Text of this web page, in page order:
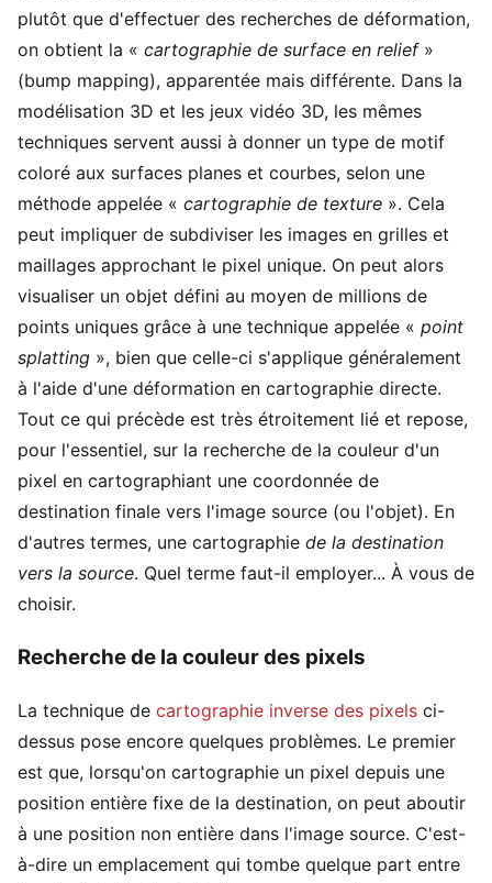
plutôt que d'effectuer des recherches de déformation,
on obtient la « cartographie de surface en relief»
(bump mapping), apparentée mais différente. Dans la
modélisation 3D et les jeux vidéo 3D, les mêmes
techniques servent aussi à donner un type de motif
coloré aux surfaces planes et courbes, selon une
méthode appelée « cartographie de texture ». Cela
peut impliquer de subdiviser les images en grilles et
maillages approchant le pixel unique. On peut alors
visualiser un objet défini au moyen de millions de
points uniques grâce à une technique appelée « point
splatting », bien que celle-ci s'applique généralement
à l'aide d'une déformation en cartographie directe.
Tout ce qui précède est très étroitement lié et repose,
pour l'essentiel, sur la recherche de la couleur d'un
pixel en cartographiant une coordonnée de
destination finale vers l'image source (ou l'objet). En
d'autres termes, une cartographie de la destination
vers la source. Quel terme faut-il employer... À vous de
choisir.
Recherche de la couleur des pixels
La technique de cartographie inverse des pixels ci-
dessus pose encore quelques problèmes. Le premier
est que, lorsqu'on cartographie un pixel depuis une
position entière fixe de la destination, on peut aboutir
à une position non entière dans l'image source. C'est-
à-dire un emplacement qui tombe quelque part entre